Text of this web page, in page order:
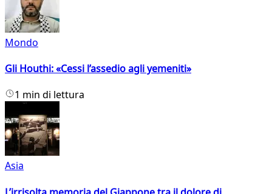
Mondo
Gli Houthi: «Cessi l’assedio agli yemeniti»
1 min di lettura
Asia